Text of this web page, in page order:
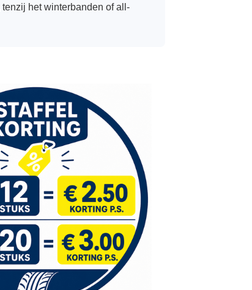
het winterbanden of all-